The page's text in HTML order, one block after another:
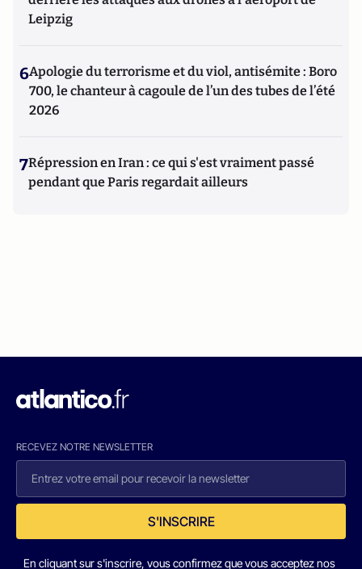
Leipzig
6Apologie du terrorisme et du viol, antisémite : Boro
700, le chanteur à cagoule de l’un des tubes de l’été
2026
7Répression en Iran : ce qui s'est vraiment passé
pendant que Paris regardait ailleurs
RECEVEZ NOTRE NEWSLETTER
S'INSCRIRE
En cliquant sur s'inscrire, vous confirmez que vous acceptez nos